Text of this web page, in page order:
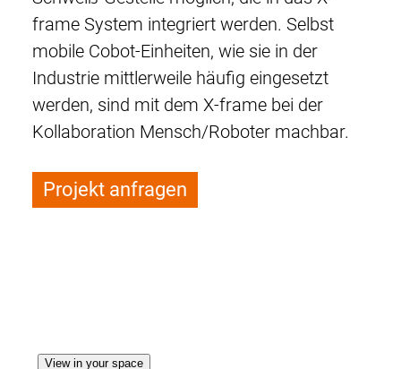
frame System integriert werden. Selbst
mobile Cobot-Einheiten, wie sie in der
Industrie mittlerweile häufig eingesetzt
werden, sind mit dem X-frame bei der
Kollaboration Mensch/Roboter machbar.
Projekt anfragen